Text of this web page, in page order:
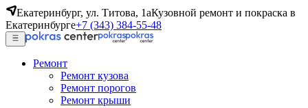
Екатеринбург, ул. Титова, 1аКузовной ремонт и покраска в
Екатеринбурге+7 (343) 384-55-48
Ремонт
Ремонт кузова
Ремонт порогов
Ремонт крыши